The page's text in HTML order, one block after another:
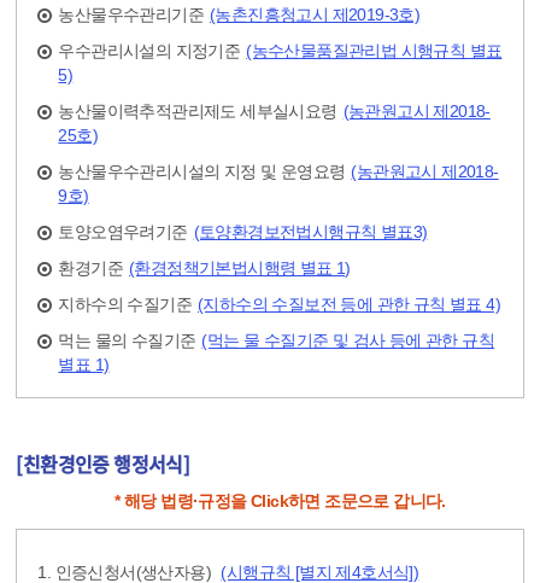
농산물우수관리기준 (농촌진흥청고시 제2019-3호)
우수관리시설의 지정기준 (농수산물품질관리법 시행규칙 별표
5)
농산물이력추적관리제도 세부실시요령 (농관원고시 제2018-
25호)
농산물우수관리시설의 지정 및 운영요령 (농관원고시 제2018-
9호)
토양오염우려기준 (토양환경보전법시행규칙 별표3)
환경기준 (환경정책기본법시행령 별표 1)
지하수의 수질기준 (지하수의 수질보전 등에 관한 규칙 별표 4)
먹는 물의 수질기준 (먹는 물 수질기준 및 검사 등에 관한 규칙
별표 1)
[친환경인증 행정서식]
* 해당 법령·규정을 Click하면 조문으로 갑니다.
1. 인증신청서(생산자용) (시행규칙 [별지 제4호서식])